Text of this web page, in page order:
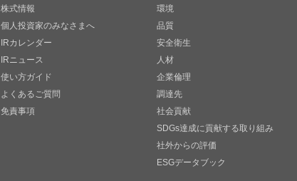
株式情報
個人投資家のみなさまへ
IRカレンダー
IRニュース
使い方ガイド
よくあるご質問
免責事項
環境
品質
安全衛生
人材
企業倫理
調達先
社会貢献
SDGs達成に貢献する取り組み
社外からの評価
ESGデータブック